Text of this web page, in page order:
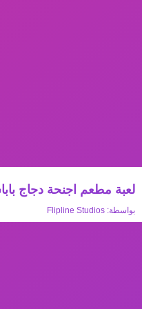
لعبة مطعم اجنحة دجاج
بواسطة: Flipline Studios